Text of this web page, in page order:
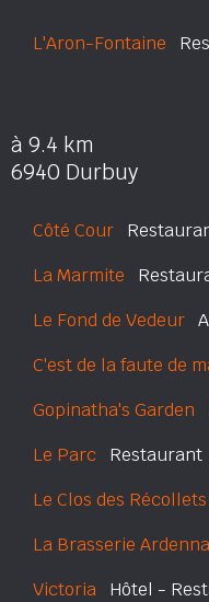
L'Aron-Fontaine
à 9.4 km
6940 Durbuy
Côté Cour
La Marmite
Le Fond de Vedeur
C'est de la faute de
Gopinatha's Garden
Le Parc Restaurant
Le Clos des Récollets
La Brasserie
Victoria Hôtel -